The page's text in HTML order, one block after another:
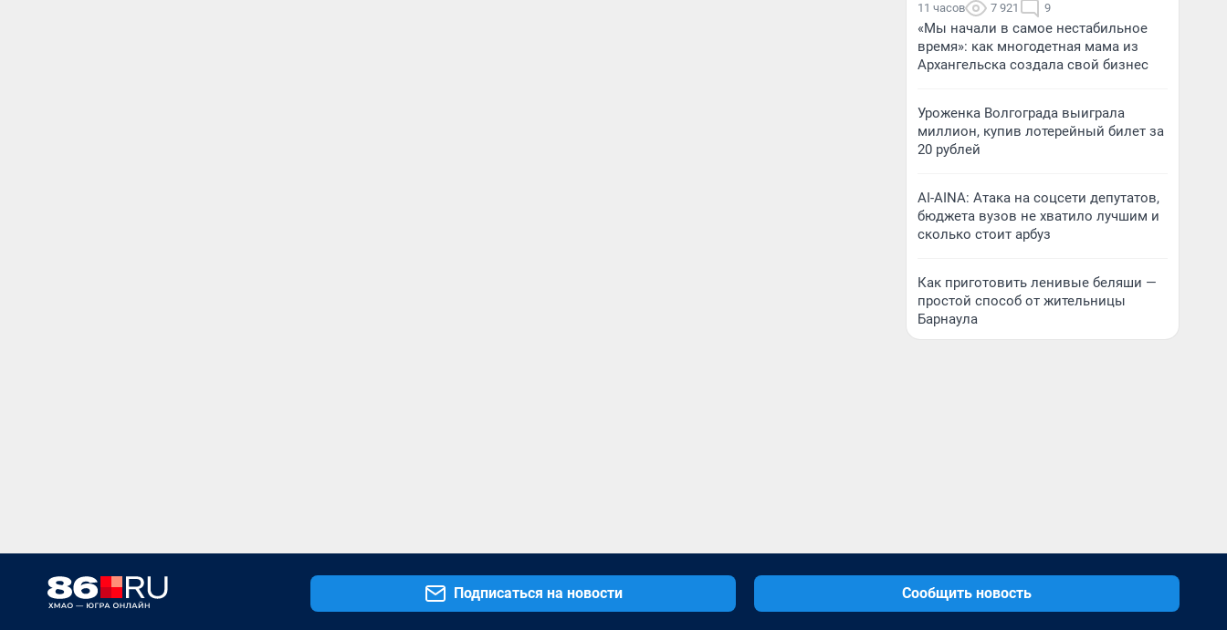
11 часов 7 921 9
«Мы начали в самое нестабильное
время»: как многодетная мама из
Архангельска создала свой бизнес
Уроженка Волгограда выиграла
миллион, купив лотерейный билет за
20 рублей
AI-AINA: Атака на соцсети депутатов,
бюджета вузов не хватило лучшим и
сколько стоит арбуз
Как приготовить ленивые беляши —
простой способ от жительницы
Барнаула
Подписаться на новости Сообщить новость